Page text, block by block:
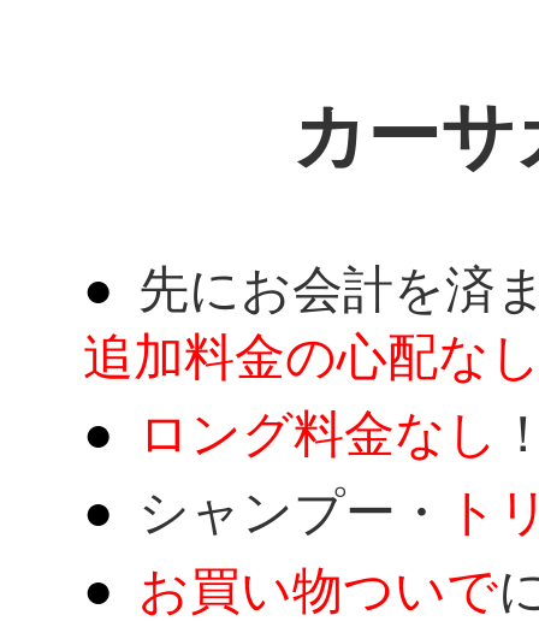
カー
先にお会計を済
追加料金の心配な
ロング料金なし
シャンプー・
ト
お買い物ついで